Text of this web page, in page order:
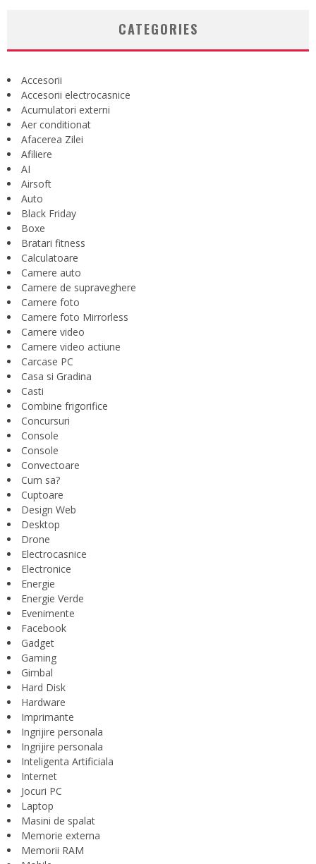
CATEGORIES
Accesorii
Accesorii electrocasnice
Acumulatori externi
Aer conditionat
Afacerea Zilei
Afiliere
AI
Airsoft
Auto
Black Friday
Boxe
Bratari fitness
Calculatoare
Camere auto
Camere de supraveghere
Camere foto
Camere foto Mirrorless
Camere video
Camere video actiune
Carcase PC
Casa si Gradina
Casti
Combine frigorifice
Concursuri
Console
Console
Convectoare
Cum sa?
Cuptoare
Design Web
Desktop
Drone
Electrocasnice
Electronice
Energie
Energie Verde
Evenimente
Facebook
Gadget
Gaming
Gimbal
Hard Disk
Hardware
Imprimante
Ingrijire personala
Ingrijire personala
Inteligenta Artificiala
Internet
Jocuri PC
Laptop
Masini de spalat
Memorie externa
Memorii RAM